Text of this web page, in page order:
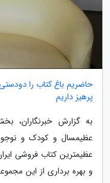
حاضریم باغ کتاب را
پرهیز داریم
به گزارش خبرنگاران،
عظیمترین کتاب فروشی
و بهره برداری از این